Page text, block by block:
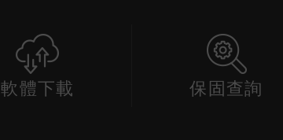
軟體下載 保固查詢